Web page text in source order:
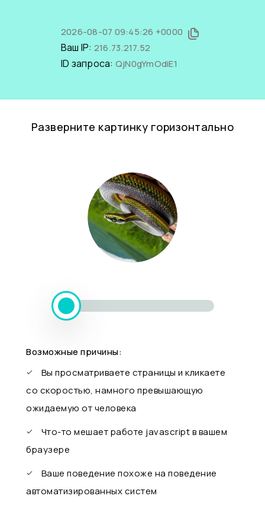
2026-08-07 09:45:26 +0000
Ваш IP: 216.73.217.52
ID запроса: QjN0gYmOdiE1
Разверните картинку горизонтально
Возможные причины:
Вы просматриваете страницы и кликаете
со скоростью, намного превышающую
ожидаемую от человека
Что-то мешает работе javascript в вашем
браузере
Ваше поведение похоже на поведение
автоматизированных систем